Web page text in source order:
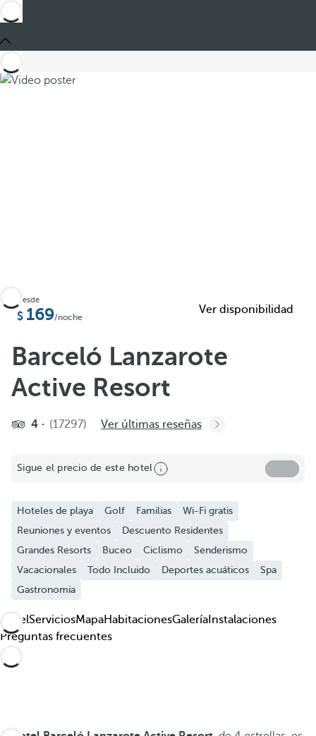
Añadir a favoritos
Desde
169/noche
Ver disponibilidad
Barceló Lanzarote
Active Resort
4 (17297) Ver últimas reseñas
Sigue el precio de este hotel
Hoteles de playa Golf Familias
Wi-Fi gratis
Reuniones y eventos
Descuento Residentes
Grandes Resorts
Buceo Ciclismo
Senderismo
Vacacionales
Todo Incluido Deportes acuáticos
Spa
Gastronomia
HotelServiciosMapaHabitacionesGalería Instalaciones
Preguntas frecuentes